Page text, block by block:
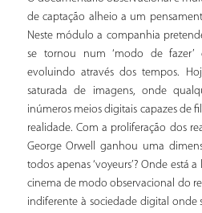
de captação alheio a um
Neste módulo a companhia
se tornou num ‘modo de fazer’
evoluindo através dos tempos.
saturada de imagens, onde
inúmeros meios digitais capazes de
realidade. Com a proliferação dos
George Orwell ganhou uma
todos apenas ‘voyeurs’? Onde está
cinema de modo observacional do
indiferente à sociedade digital onde